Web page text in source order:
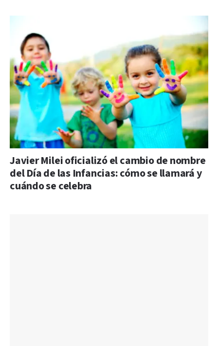
Javier Milei oficializó el cambio de nombre
del Día de las Infancias: cómo se llamará y
cuándo se celebra